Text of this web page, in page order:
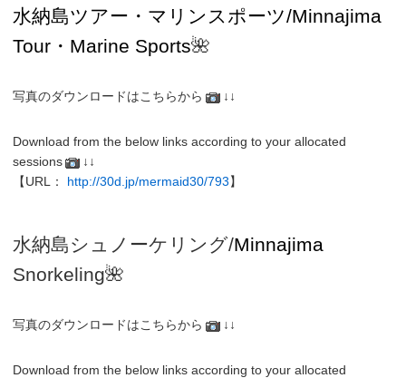
水納島ツアー・マリンスポーツ/Minnajima
Tour・Marine Sports🌺
写真のダウンロードはこちらから ↓↓
Download from the below links according to your allocated
sessions
↓↓
【URL： http://30d.jp/mermaid30/793】
水納島シュノーケリング/Minnajima
Snorkeling🌺
写真のダウンロードはこちらから ↓↓
Download from the below links according to your allocated